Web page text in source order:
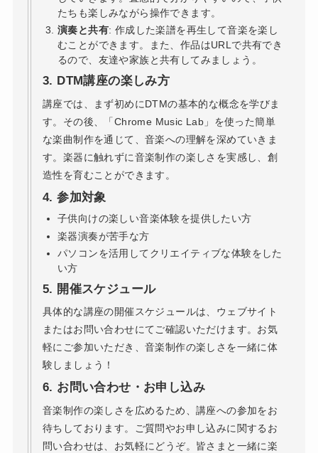
たちも楽しみながら操作できます。
演奏と共有: 作成した楽譜を再生して音楽を楽し
むことができます。また、作品はURLで共有でき
るので、友達や家族と共有してみましょう。
3. DTM講座の楽しみ方
講座では、まず初めにDTMの基本的な概念を学びま
す。その後、「Chrome Music Lab」を使った簡単
な楽曲制作を通じて、音楽への理解を深めていきま
す。楽器に触れずに音楽制作の楽しさを実感し、創
造性を育むことができます。
4.参加対象
子供向けの楽しい音楽体験を提供したい方
楽器演奏が苦手な方
パソコンを活用してクリエイティブな体験をした
い方
5. 開催スケジュール
具体的な講座の開催スケジュールは、ウェブサイト
またはお問い合わせにてご確認いただけます。お気
軽にご参加いただき、音楽制作の楽しさを一緒に体
験しましょう！
6. お問い合わせ・お申し込み
音楽制作の楽しさを広めるため、講座への参加をお
待ちしております。ご質問やお申し込みに関するお
問い合わせは、お気軽にどうぞ。皆さまと一緒に楽